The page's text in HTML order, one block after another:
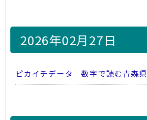
2026年02月27日
ピカイチデータ 数字で読む青森県